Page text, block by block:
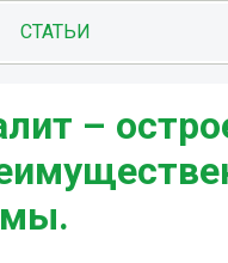
СТАТЬИ
–